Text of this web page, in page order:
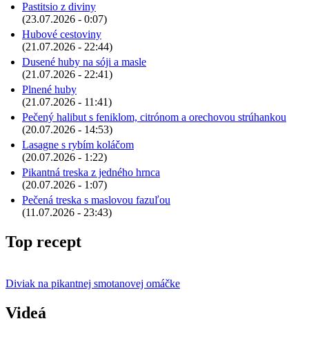
Pastitsio z diviny
(23.07.2026 - 0:07)
Hubové cestoviny
(21.07.2026 - 22:44)
Dusené huby na sóji a masle
(21.07.2026 - 22:41)
Plnené huby
(21.07.2026 - 11:41)
Pečený halibut s feniklom, citrónom a orechovou strúhankou
(20.07.2026 - 14:53)
Lasagne s rybím koláčom
(20.07.2026 - 1:22)
Pikantná treska z jedného hrnca
(20.07.2026 - 1:07)
Pečená treska s maslovou fazuľou
(11.07.2026 - 23:43)
Top recept
Diviak na pikantnej smotanovej omáčke
Videá